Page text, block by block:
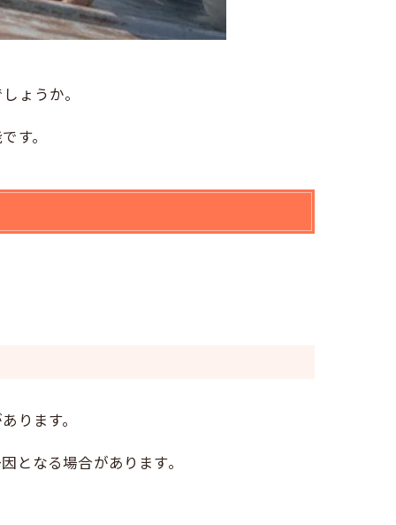
ょうか。
す。
ります。
となる場合があります。